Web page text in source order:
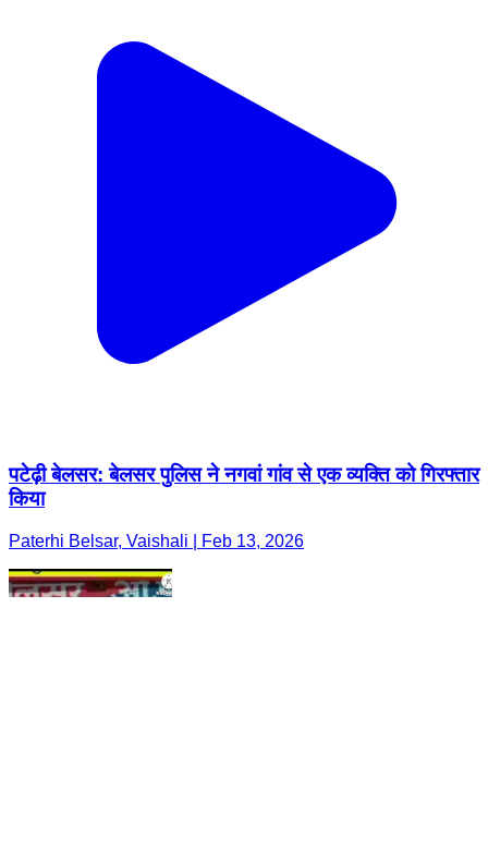
पटेढ़ी बेलसर: बेलसर पुलिस ने नगवां गांव से एक व्यक्ति को गिरफ्तार
किया
Paterhi Belsar, Vaishali | Feb 13, 2026